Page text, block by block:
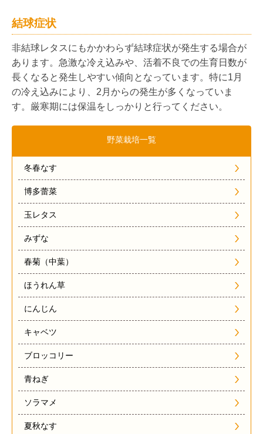
結球症状
非結球レタスにもかかわらず結球症状が発生する場合が
あります。急激な冷え込みや、活着不良での生育日数が
長くなると発生しやすい傾向となっています。特に1月
の冷え込みにより、2月からの発生が多くなっていま
す。厳寒期には保温をしっかりと行ってください。
野菜栽培一覧
冬春なす
博多蕾菜
玉レタス
みずな
春菊（中葉）
ほうれん草
にんじん
キャベツ
ブロッコリー
青ねぎ
ソラマメ
夏秋なす